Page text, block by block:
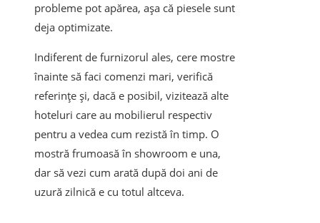
probleme pot apărea, așa că piesele sunt
deja optimizate.
Indiferent de furnizorul ales, cere mostre
înainte să faci comenzi mari, verifică
referințe și, dacă e posibil, vizitează alte
hoteluri care au mobilierul respectiv
pentru a vedea cum rezistă în timp. O
mostră frumoasă în showroom e una,
dar să vezi cum arată după doi ani de
uzură zilnică e cu totul altceva.